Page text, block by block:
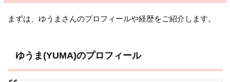
まずは、ゆうまさんのプロフィールや経歴をご紹介します。
ゆうま(YUMA)のプロフィール